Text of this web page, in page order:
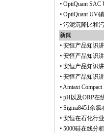
• OptiQuant
• OptiQuant UV
• 污泥沉降比和
新闻
• 安恒产品知识
• 安恒产品知识
• 安恒产品知识
• 安恒产品知识
•Amtaxt
• pH以及ORP在
• Sigma8451余
• 安恒在石化行
• 5000硅在线分